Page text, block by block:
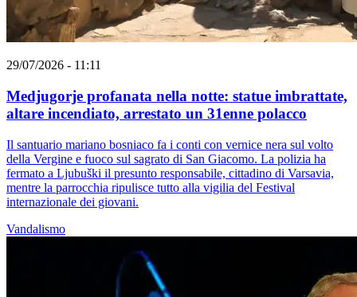
29/07/2026 - 11:11
Medjugorje profanata nella notte: statue imbrattate,
altare incendiato, arrestato un 31enne polacco
Il santuario mariano bosniaco fa i conti con vernice nera sul volto
della Vergine e fuoco sul sagrato di San Giacomo. La polizia ha
fermato a Ljubuški il presunto responsabile, cittadino di Varsavia,
mentre la parrocchia ripulisce tutto alla vigilia del Festival
internazionale dei giovani.
Vandalismo